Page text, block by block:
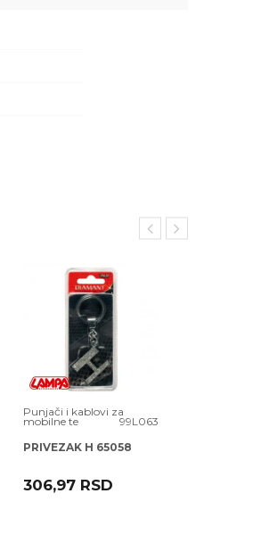
Punjači i kablovi za
mobilne te
99L063
PRIVEZAK H 65058
306,97 RSD